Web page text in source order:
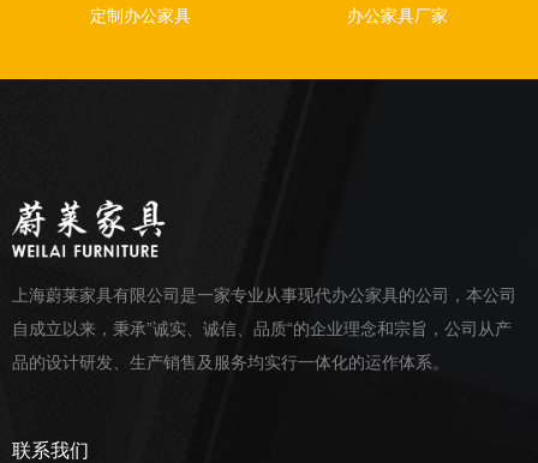
定制办公家具 办公家具厂家
上海蔚莱家具有限公司是一家专业从事现代办公家具的公司，本公司
自成立以来，秉承”诚实、诚信、品质“的企业理念和宗旨，公司从产
品的设计研发、生产销售及服务均实行一体化的运作体系。
联系我们